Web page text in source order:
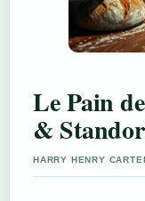
Le Pain
&
HARRY HENRY